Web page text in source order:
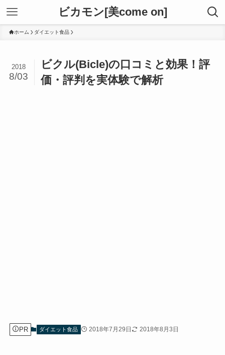
ビカモン[美come on]
ホーム ダイエット食品
ビクル(Bicle)の口コミと効果！評
価・評判を実体験で解析
2018
8/03
PR ダイエット食品 2018年7月29日 2018年8月3日